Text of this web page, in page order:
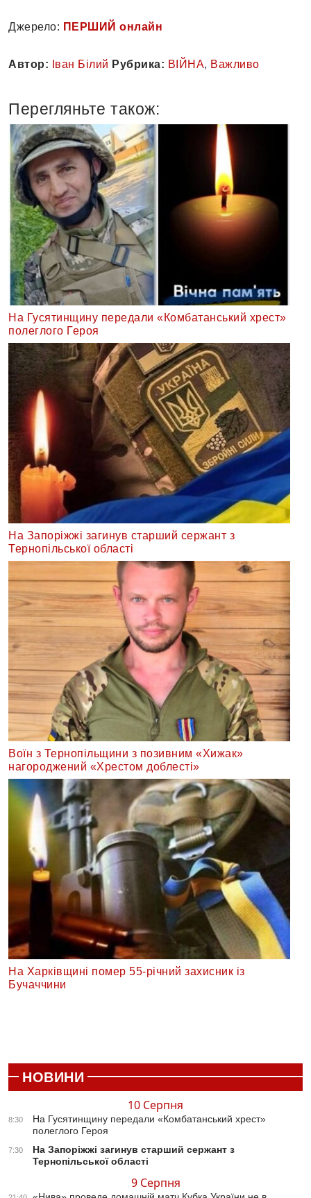
Джерело: ПЕРШИЙ онлайн
Автор: Іван Білий Рубрика: ВІЙНА, Важливо
Перегляньте також:
На Гусятинщину передали «Комбатанський хрест»
полеглого Героя
На Запоріжжі загинув старший сержант з
Тернопільської області
Воїн з Тернопільщини з позивним «Хижак»
нагороджений «Хрестом доблесті»
На Харківщині помер 55-річний захисник із
Бучаччини
НОВИНИ
10 Серпня
8:30
На Гусятинщину передали «Комбатанський хрест»
полеглого Героя
7:30
На Запоріжжі загинув старший сержант з
Тернопільської області
9 Серпня